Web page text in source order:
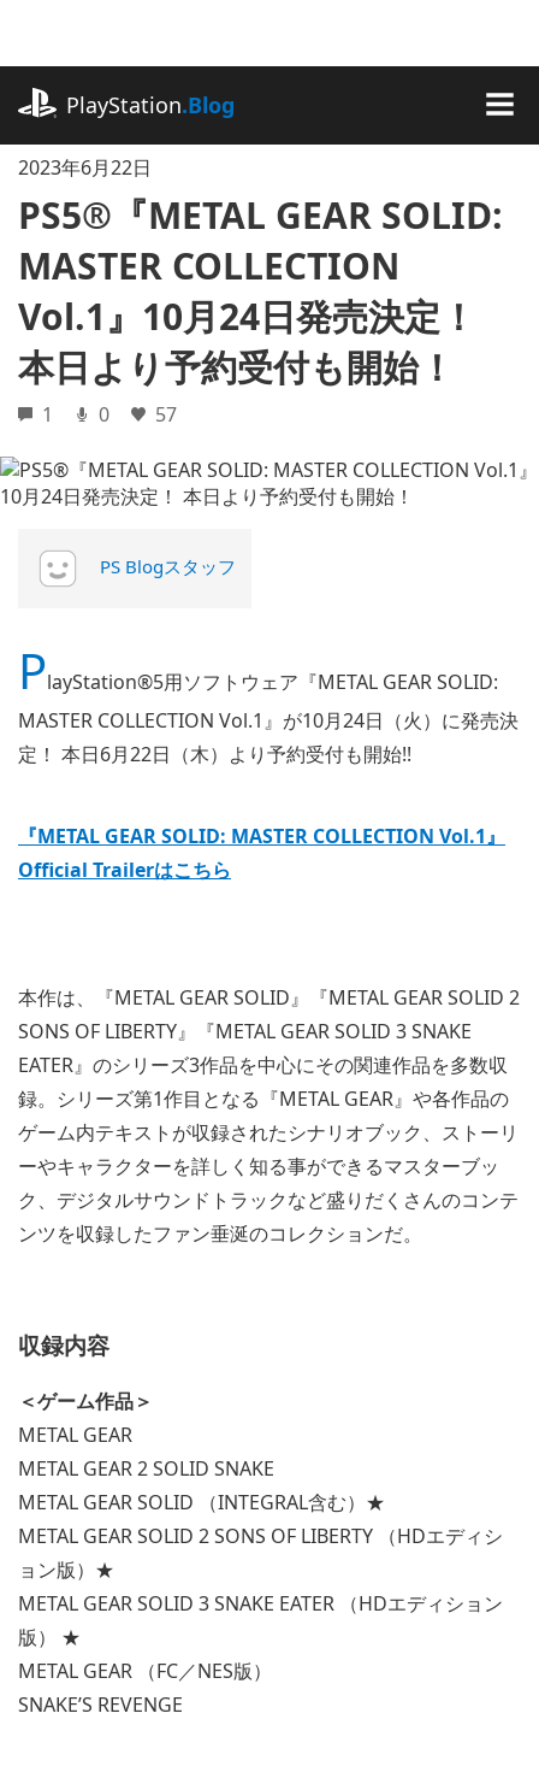
に
ッ
PlayStation.Blog
2023年6月22日
PS5®『METAL GEAR SOLID:
MASTER COLLECTION
Vol.1』10月24日発売決定！
本日より予約受付も開始！
1 0 57
PS Blogスタッフ
PlayStation®5用ソフトウェア『METAL GEAR SOLID:
MASTER COLLECTION Vol.1』が10月24日（火）に発売決
定！ 本日6月22日（木）より予約受付も開始!!
『METAL GEAR SOLID: MASTER COLLECTION Vol.1』
Official Trailerはこちら
本作は、『METAL GEAR SOLID』『METAL GEAR SOLID 2
SONS OF LIBERTY』『METAL GEAR SOLID 3 SNAKE
EATER』のシリーズ3作品を中心にその関連作品を多数収
録。シリーズ第1作目となる『METAL GEAR』や各作品の
ゲーム内テキストが収録されたシナリオブック、ストーリ
ーやキャラクターを詳しく知る事ができるマスターブッ
ク、デジタルサウンドトラックなど盛りだくさんのコンテ
ンツを収録したファン垂涎のコレクションだ。
収録内容
＜ゲーム作品＞
METAL GEAR
METAL GEAR 2 SOLID SNAKE
METAL GEAR SOLID （INTEGRAL含む）★
METAL GEAR SOLID 2 SONS OF LIBERTY （HDエディシ
ョン版）★
METAL GEAR SOLID 3 SNAKE EATER （HDエディション
版） ★
METAL GEAR （FC／NES版）
SNAKE’S REVENGE